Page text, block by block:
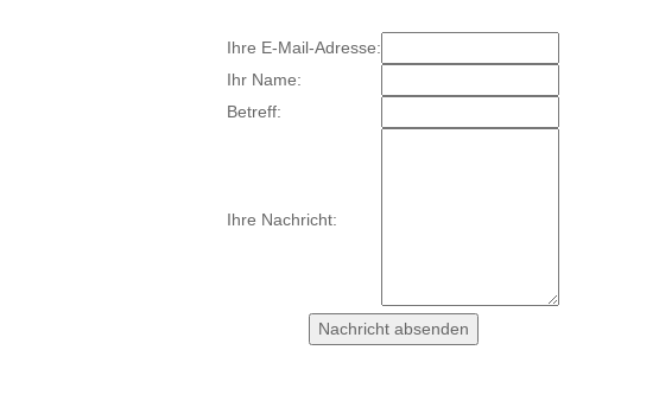
Ihre E-Mail-Adresse:
Ihr Name:
Betreff:
Ihre Nachricht: